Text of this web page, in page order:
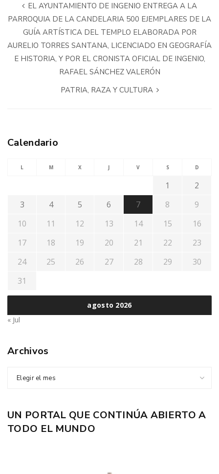
EL AYUNTAMIENTO DE INGENIO ENTREGA A LA
PARROQUIA DE LA CANDELARIA 500 EJEMPLARES DE LA
GUÍA ARTÍSTICA DEL TEMPLO ELABORADA POR
AURELIO TORRES SANTANA, LICENCIADO EN GEOGRAFÍA
E HISTORIA, Y POR EL CRONISTA OFICIAL DE INGENIO,
RAFAEL SÁNCHEZ VALERÓN
PATRIA, RAZA Y CULTURA
Calendario
agosto 2026
L M X J V S D
1
2
3
4 5 6 7 8
9
10
11 12 13 14 15
16
17
18 19 20 21 22
23
24
25 26 27 28 29
30
31
« Jul
Archivos
Elegir el mes
UN PORTAL QUE CONTINÚA ABIERTO A
TODO EL MUNDO